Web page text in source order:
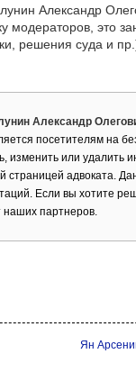
Александр
модераторов, это
суда и пр.)!
Александр
посетителям на
изменить или
адвоката.
Если вы хотите
наших партнеров.
Ян